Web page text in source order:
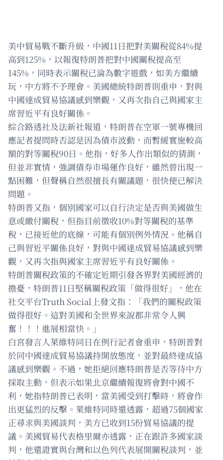
美中貿易戰不斷升級，中國11日把對美關稅從84%提
高到125%，以報復特朗普把對中國關稅提高至
145%，同時表示關稅已淪為數字遊戲，如美方繼續
玩，中方將不予理會。美國總統特朗普則重申，對與
中國達成貿易協議感到樂觀，又再次指自己與國家主
席習近平有良好關係。
綜合路透社及法新社報道，特朗普在空軍一號專機回
應記者提問時否認是因為債市波動，而暫緩實施較高
額的對等關稅90日。他指，好多人作出類似的猜測，
但並非實情，強調債券市場運作良好，雖然曾出現一
點困難，但聲稱自然很擅長有關議題，很快便已解決
問題。
特朗普又指，個別國家可以自行決定是否與美國做生
意或繳付關稅，但指目前徵收10%對等關稅的基準
稅，已接近他的底線，可能有個別例外情況。他稱自
己與習近平關係良好，對與中國達成貿易協議感到樂
觀，又再次指與國家主席習近平有良好關係。
特朗普關稅政策的不確定近期引發各界對美國經濟的
擔憂，特朗普11日堅稱關稅政策「做得很好」，他在
社交平台Truth Social上發文指：「我們的關稅政策
做得很好。這對美國和全世界來說都非常令人興
奮！！！進展相當快。」
白宮發言人萊維特同日在例行記者會重申，特朗普對
於同中國達成貿易協議持開放態度，並對最終達成協
議感到樂觀。不過，她拒絕回應特朗普是否等待中方
採取主動，但表示如果北京繼續報復將會對中國不
利，她指特朗普已表明，當美國受到打擊時，將會作
出更猛烈的反擊。萊維特同時還透露，超過75個國家
正尋求與美國談判，美方已收到15份貿易協議的提
議。美國貿易代表格里爾亦透露，正在跟許多國家談
判，他還證實與台灣和以色列代表展開關稅談判，並